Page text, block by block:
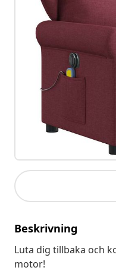
Beskrivning
Luta dig tillbaka och
motor!